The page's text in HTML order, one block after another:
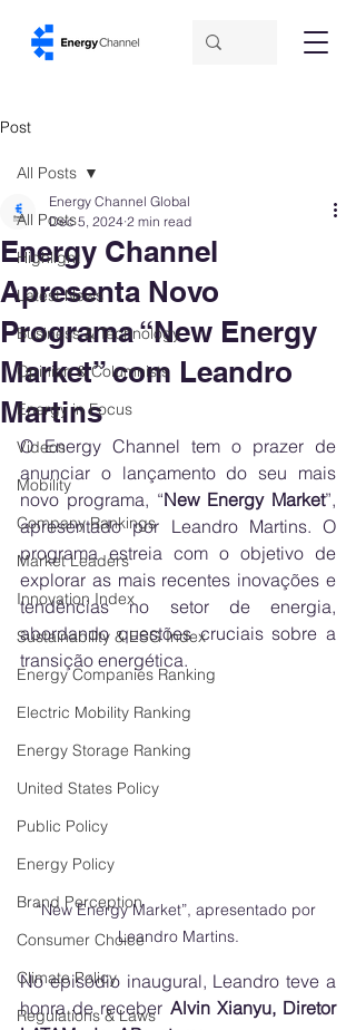
Post
All Posts
Highlight
Latest News
Business & Technology
Opinion & Columnists
Energy in Focus
Videos
Mobility
Company Rankings
Market Leaders
Innovation Index
Sustainability & ESG Index
Energy Companies Ranking
Electric Mobility Ranking
Energy Storage Ranking
United States Policy
Public Policy
Energy Policy
Brand Perception
Consumer Choice
Climate Policy
Regulations & Laws
All Posts
Energy Channel
Apresenta Novo
Programa “New Energy
Market” com Leandro
Martins
Energy Channel Global
Dec 5, 2024 2 min read
O Energy Channel tem o prazer de
anunciar o lançamento do seu mais
novo programa, “New Energy Market”,
apresentado por Leandro Martins. O
programa estreia com o objetivo de
explorar as mais recentes inovações e
tendências no setor de energia,
abordando questões cruciais sobre a
transição energética.
“New Energy Market”, apresentado por
Leandro Martins.
No episódio inaugural, Leandro teve a
honra de receber Alvin Xianyu, Diretor